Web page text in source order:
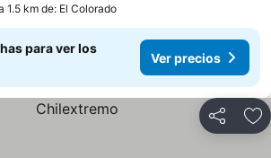
1.5 km de: El Colorado
para ver los
Ver precios
Compartir